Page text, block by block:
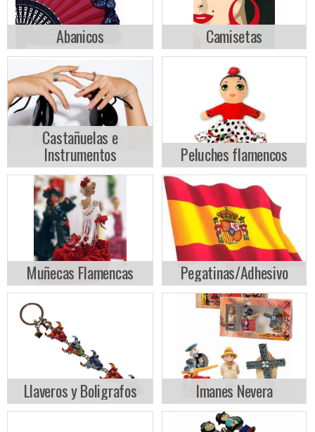
Abanicos Camisetas
Castañuelas e
Instrumentos Peluches flamencos
Muñecas Flamencas Pegatinas/Adhesivo
Llaveros y Boligrafos Imanes Nevera